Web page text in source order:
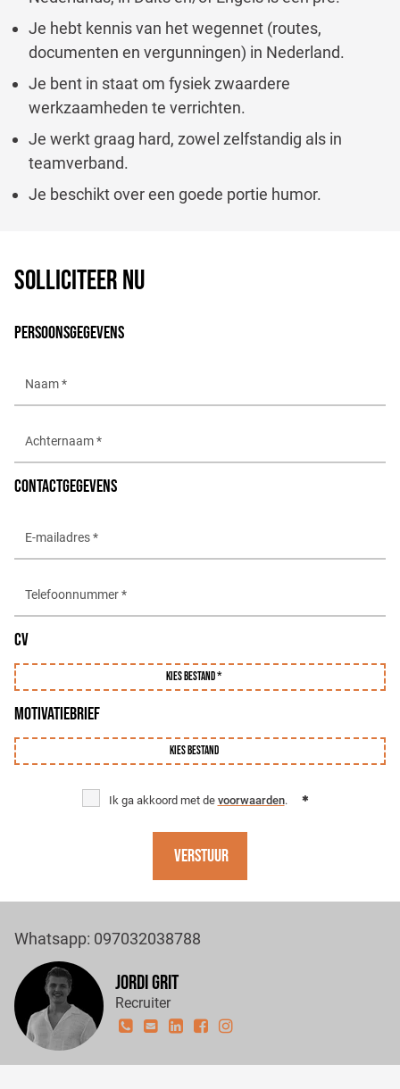
Je hebt kennis van het wegennet (routes,
documenten en vergunningen) in Nederland.
Je bent in staat om fysiek zwaardere
werkzaamheden te verrichten.
Je werkt graag hard, zowel zelfstandig als in
teamverband.
Je beschikt over een goede portie humor.
Whatsapp: 097032038788
Jordi Grit
Recruiter
SOLLICITEER NU
PERSOONSGEGEVENS
CONTACTGEGEVENS
CV
Kies bestand *
MOTIVATIEBRIEF
Kies bestand
Ik ga akkoord met de voorwaarden.
Verstuur